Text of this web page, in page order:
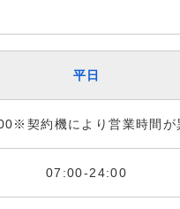
平日
契約機により営業時間が
07:00-24:00